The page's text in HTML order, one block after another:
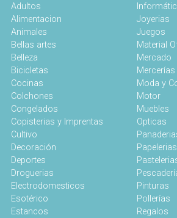
Adultos
Alimentacion
Animales
Bellas artes
Belleza
Bicicletas
Cocinas
Colchones
Congelados
Copisterias y Imprentas
Cultivo
Decoración
Deportes
Droguerias
Electrodomesticos
Esotérico
Estancos
Joyerias
Juegos
Material
Mercado
Mercerías
Moda y
Motor
Muebles
Opticas
Pinturas
Pollerías
Regalos